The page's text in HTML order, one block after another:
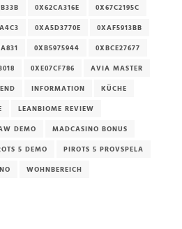
0X62CA316E
0X67C2195C
0XA5D3770E
0XAF5913BB
0XB5975944
0XBCE27677
0XE07CF786
AVIA MASTER
INFORMATION
KÜCHE
LEANBIOME REVIEW
DEMO
MADCASINO BONUS
5 DEMO
PIROTS 5 PROVSPELA
WOHNBEREICH